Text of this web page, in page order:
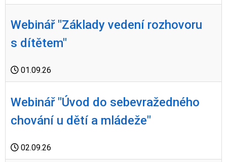
Webinář "Základy vedení rozhovoru
s dítětem"
01.09.26
Webinář "Úvod do sebevražedného
chování u dětí a mládeže"
02.09.26